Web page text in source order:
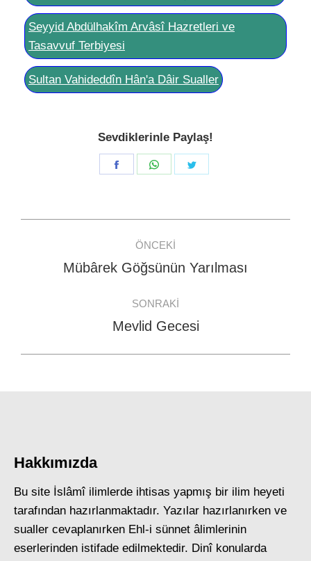
Seyyid Abdülhakîm Arvâsî Hazretleri ve
Tasavvuf Terbiyesi
Sultan Vahideddîn Hân'a Dâir Sualler
Sevdiklerinle Paylaş!
Share
Share
navigation
ÖNCEKI
Previous
Mübârek Göğsünün Yarılması
SONRAKI
Next
Mevlid Gecesi
Hakkımızda
Bu site İslâmî ilimlerde ihtisas yapmış bir ilim heyeti
tarafından hazırlanmaktadır. Yazılar hazırlanırken ve
sualler cevaplanırken Ehl-i sünnet âlimlerinin
eserlerinden istifade edilmektedir. Dinî konularda